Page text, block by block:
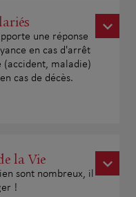
une réponse
en cas d'arrêt
(accident, maladie)
cas de décès.
la Vie
sont nombreux, il
!